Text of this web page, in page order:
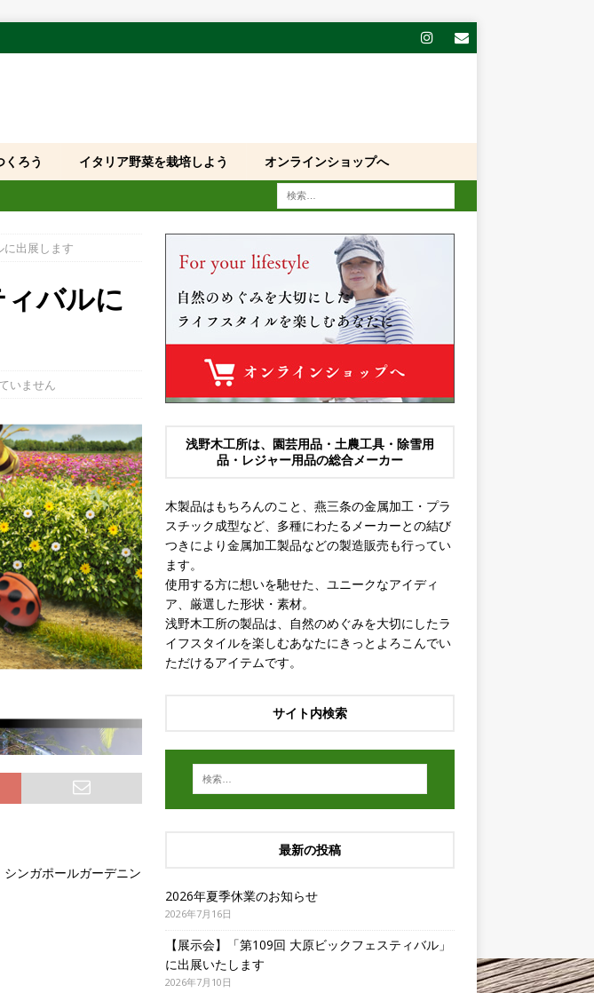
ろう イタリア野菜を栽培しよう オンラインショップへ
いたします
POST
のお知らせ
出展します
バルに
いません
ンガポールガーデニン
浅野木工所は、園芸用品・土農工具・除雪用
品・レジャー用品の総合メーカー
木製品はもちろんのこと、燕三条の金属加工・プラ
スチック成型など、多種にわたるメーカーとの結び
つきにより金属加工製品などの製造販売も行ってい
ます。
使用する方に想いを馳せた、ユニークなアイディ
ア、厳選した形状・素材。
浅野木工所の製品は、自然のめぐみを大切にしたラ
イフスタイルを楽しむあなたにきっとよろこんでい
ただけるアイテムです。
サイト内検索
最新の投稿
2026年夏季休業のお知らせ
2026年7月16日
【展示会】「第109回 大原ビックフェスティバル」
に出展いたします
2026年7月10日